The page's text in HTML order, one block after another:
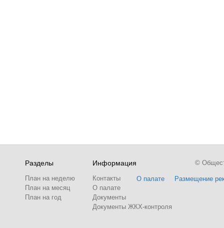
Разделы
План на неделю
План на месяц
План на год
Информация
Контакты
О палате
Документы
Документы ЖКХ-контроля
О палате Размещение
©